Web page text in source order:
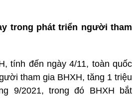
trong phát triển người tham
tính đến ngày 4/11, toàn quốc
tham gia BHXH, tăng 1 triệu
9/2021, trong đó BHXH bắt